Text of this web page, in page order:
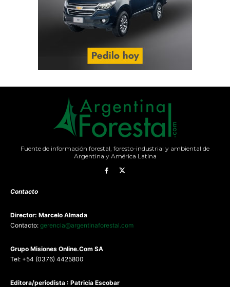
Fuente de información forestal, foresto-industrial y ambiental de
Argentina y América Latina
Contacto
Director: Marcelo Almada
Contacto: gerencia@argentinaforestal.com
Grupo Misiones Online.Com SA
Tel: +54 (0376) 4425800
Editora/periodista : Patricia Escobar